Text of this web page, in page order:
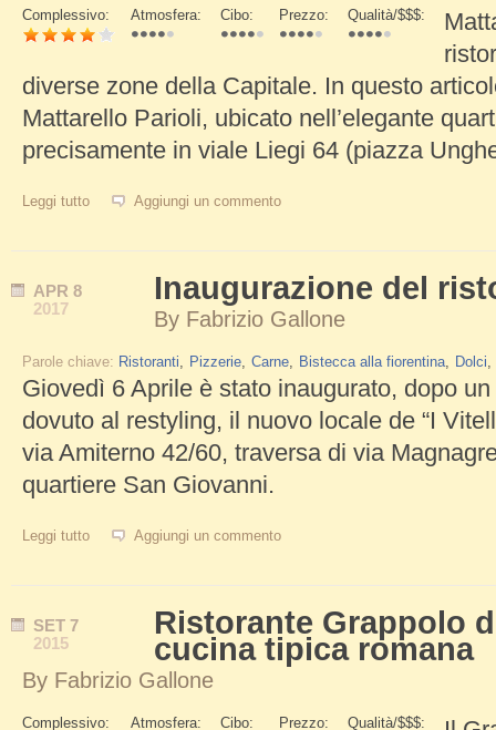
Schede Verticali
Complessivo: Atmosfera: Cibo: Prezzo: Qualità/$$$:
diverse zone della Capitale. In questo
Mattarello Parioli, ubicato nell’elegante
precisamente in viale Liegi 64 (piazza
Leggi tutto su Mattarello Parioli, un must per gli amanti delle fettuccine
Aggiungi un commento
APR 8
2017
Inaugurazione del
By Fabrizio Gallone
Parole chiave: Ristoranti Pizzerie Carne Bistecca alla fiorentina Dolci
Giovedì 6 Aprile è stato inaugurato, dopo
dovuto al restyling, il nuovo locale de “I
via Amiterno 42/60, traversa di via
quartiere San Giovanni.
Leggi tutto su Inaugurazione del ristorante I Vitelloni
Aggiungi un commento
SET 7
2015
Ristorante Grappolo
cucina tipica romana
By Fabrizio Gallone
Complessivo: Atmosfera: Cibo: Prezzo: Qualità/$$$: